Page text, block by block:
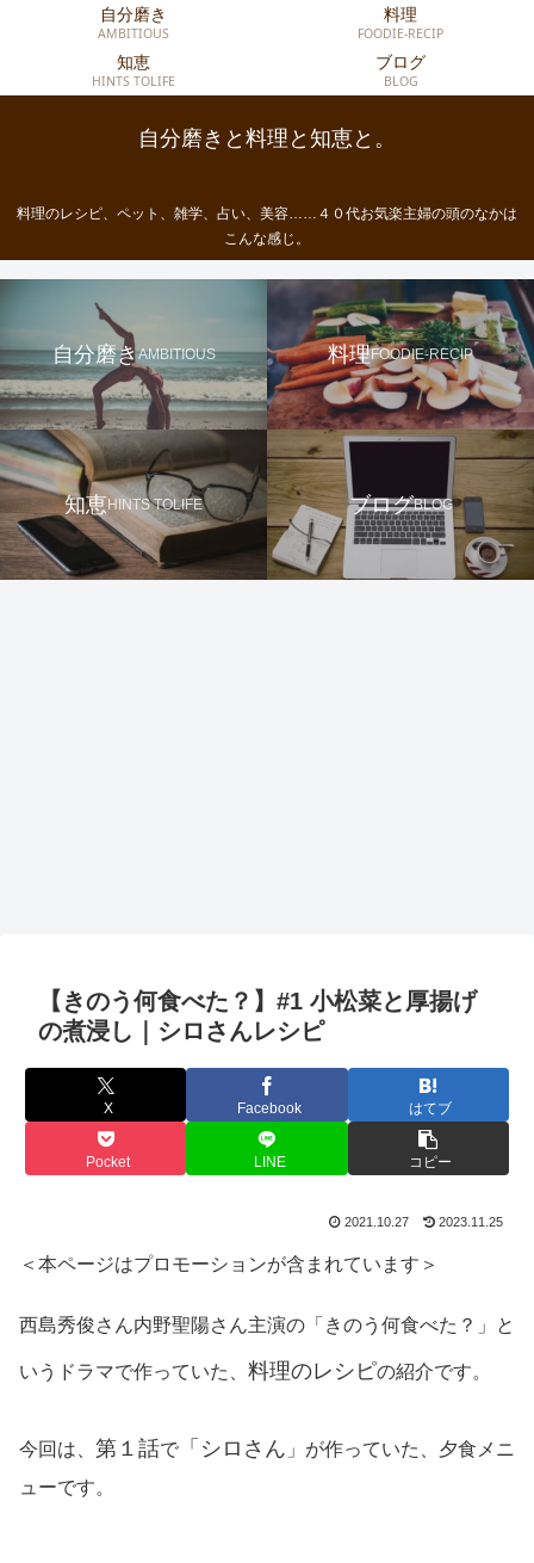
自分磨きと料理と知恵と。
料理のレシピ、ペット、雑学、占い、美容……４０代お気楽主婦の頭のなかは
こんな感じ。
自分磨き
AMBITIOUS
料理
FOODIE-RECIP
知恵
HINTS TOLIFE
ブログ
BLOG
自分磨きAMBITIOUS 料理FOODIE-RECIP
知恵HINTS TOLIFE ブログBLOG
【きのう何食べた？】#1 小松菜と厚揚げ
の煮浸し｜シロさんレシピ
X Facebook はてブ
Pocket LINE コピー
2021.10.27 2023.11.25
＜本ページはプロモーションが含まれています＞
西島秀俊さん内野聖陽さん主演の「きのう何食べた？」と
いうドラマで作っていた、 料理のレシピの紹介です。
今回は、 第１話で 「シロさん 」が作っていた、夕食メニ
ューです。